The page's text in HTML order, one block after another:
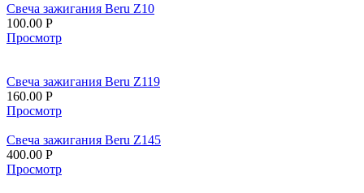
Свеча зажигания Beru Z10
100.00 Р
Просмотр
Свеча зажигания Beru Z119
160.00 Р
Просмотр
Свеча зажигания Beru Z145
400.00 Р
Просмотр